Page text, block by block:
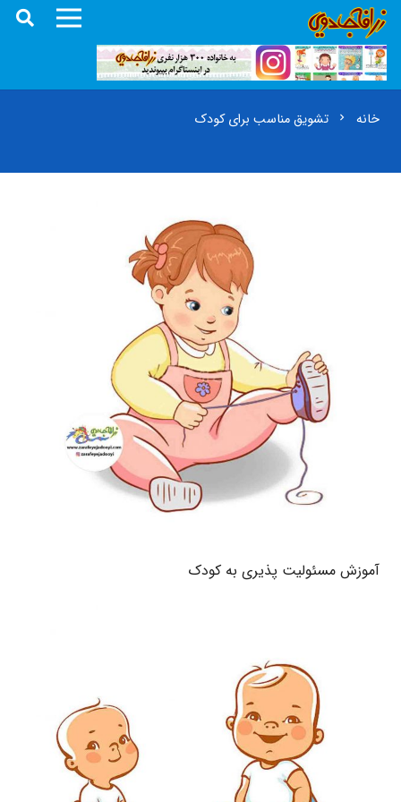
خانه chevron_right تشویق مناسب برای کودک
آموزش مسئولیت پذیری به کودک